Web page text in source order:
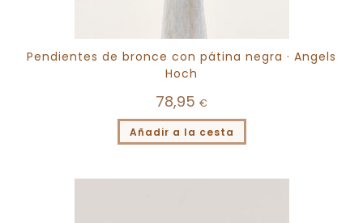
Pendientes de bronce con pátina negra · Angels
Hoch
78,95 €
Añadir a la cesta